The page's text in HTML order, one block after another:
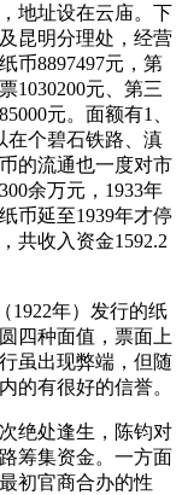
地址设在云庙。下
昆明分理处，经营
币8897497元，第
1030200元、第三
元。面额有1、
在个碧石铁路、滇
的流通也一度对市
余万元，1933年
币延至1939年才停
共收入资金1592.2
1922年）发行的纸
四种面值，票面上
虽出现弊端，但随
的有很好的信誉。
绝处逢生，陈钧对
筹集资金。一方面
初官商合办的性